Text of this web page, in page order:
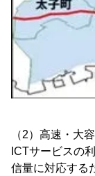
（2）高速・大
ICTサービスの
信量に対応する